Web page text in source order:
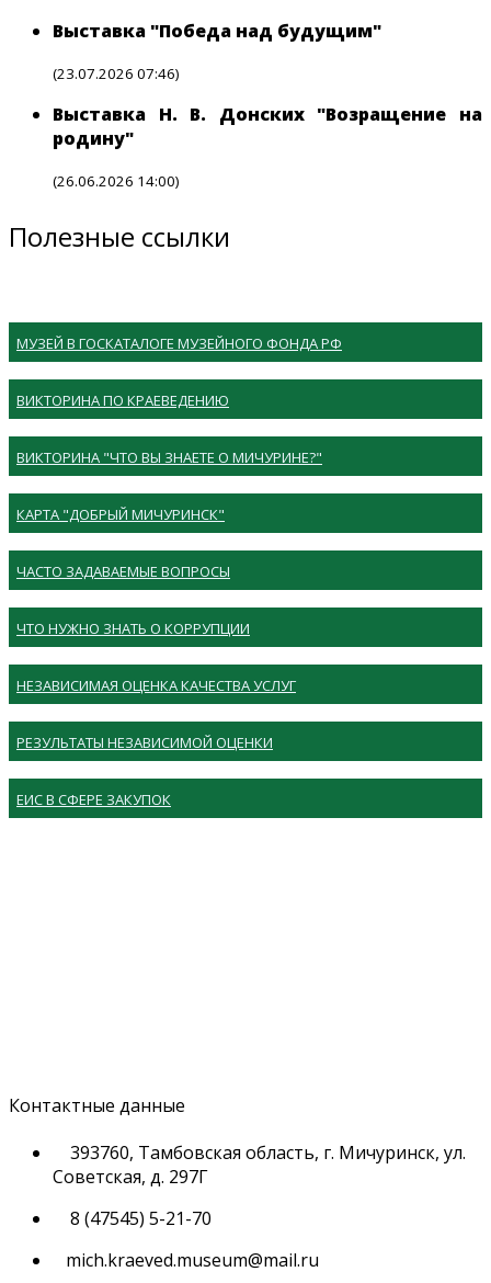
Выставка "Победа над будущим"
(23.07.2026 07:46)
Выставка Н. В. Донских "Возращение на
родину"
(26.06.2026 14:00)
Полезные ссылки
МУЗЕЙ В ГОСКАТАЛОГЕ МУЗЕЙНОГО ФОНДА РФ
ВИКТОРИНА ПО КРАЕВЕДЕНИЮ
ВИКТОРИНА "ЧТО ВЫ ЗНАЕТЕ О МИЧУРИНЕ?"
КАРТА "ДОБРЫЙ МИЧУРИНСК"
ЧАСТО ЗАДАВАЕМЫЕ ВОПРОСЫ
ЧТО НУЖНО ЗНАТЬ О КОРРУПЦИИ
НЕЗАВИСИМАЯ ОЦЕНКА КАЧЕСТВА УСЛУГ
РЕЗУЛЬТАТЫ НЕЗАВИСИМОЙ ОЦЕНКИ
ЕИС В СФЕРЕ ЗАКУПОК
Контактные данные
393760, Тамбовская область, г. Мичуринск, ул.
Советская, д. 297Г
8 (47545) 5-21-70
mich.kraeved.museum@mail.ru